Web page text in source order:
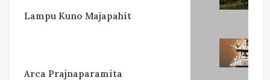
Lampu Kuno Majapahit
Arca Prajnaparamita